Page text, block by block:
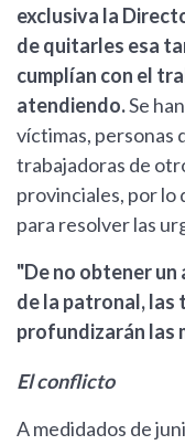
exclusiva la
de quitarles esa
cumplían con el
atendiendo.Se
víctimas, personas
trabajadoras de
provinciales, por lo
para resolver las
"De no obtener
de la patronal, las
profundizarán las
El conflicto
A medidados de